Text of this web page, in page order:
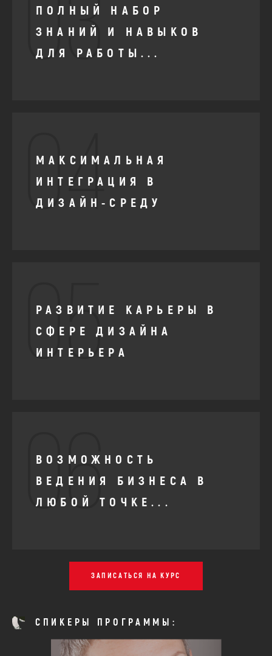
03.
ПОЛНЫЙ НАБОР
ЗНАНИЙ И НАВЫКОВ
ДЛЯ РАБОТЫ...
04.
МАКСИМАЛЬНАЯ
ИНТЕГРАЦИЯ В
ДИЗАЙН-СРЕДУ
05.
РАЗВИТИЕ КАРЬЕРЫ В
СФЕРЕ ДИЗАЙНА
ИНТЕРЬЕРА
06.
ВОЗМОЖНОСТЬ
ВЕДЕНИЯ БИЗНЕСА В
ЛЮБОЙ ТОЧКЕ...
ЗАПИСАТЬСЯ НА КУРС
СПИКЕРЫ ПРОГРАММЫ: